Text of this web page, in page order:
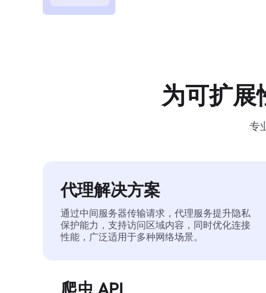
为可扩展
专
代理解决方案
通过中间服务器传输请求，代理服务提升隐私
保护能力，支持访问区域内容，同时优化连接
性能，广泛适用于多种网络场景。
爬虫 API